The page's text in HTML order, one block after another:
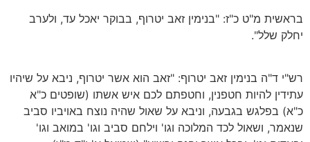
בראשית מ"ט כ"ז: "בנימין זאב יטרוף, בבוקר יאכל עד, ולערב
יחלק שלל".
רש"י ד"ה בנימין זאב יטרוף: "זאב הוא אשר יטרוף, ניבא על שיהיו
עתידין להיות חטפנין, וחטפתם לכם איש אשתו (שופטים כ"א
כ"א) בפלגש בגבעה, וניבא על שאול שהיה נוצח באויביו סביב
שנאמר, ושאול לכד המלוכה וגו' וילחם סביב וגו' במואב וגו'